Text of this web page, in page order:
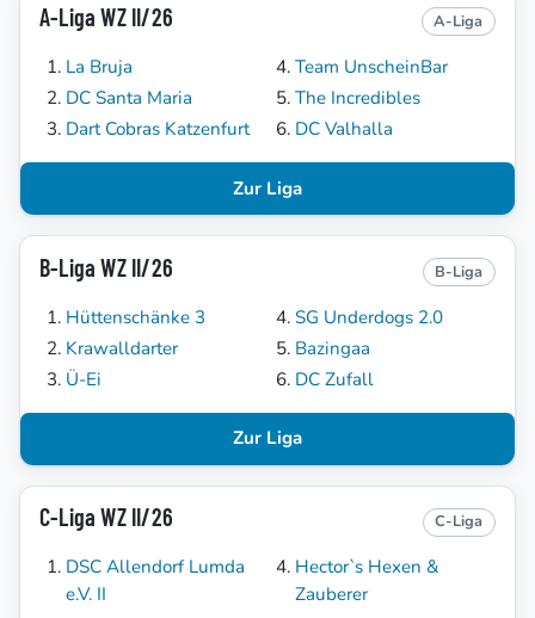
A-Liga WZ II/26 A-Liga
La Bruja
DC Santa Maria
Dart Cobras Katzenfurt
Team UnscheinBar
The Incredibles
DC Valhalla
Zur Liga
B-Liga WZ II/26 B-Liga
Hüttenschänke 3
Krawalldarter
Ü-Ei
SG Underdogs 2.0
Bazingaa
DC Zufall
Zur Liga
C-Liga WZ II/26 C-Liga
DSC Allendorf Lumda
e.V. II
Hector`s Hexen &
Zauberer